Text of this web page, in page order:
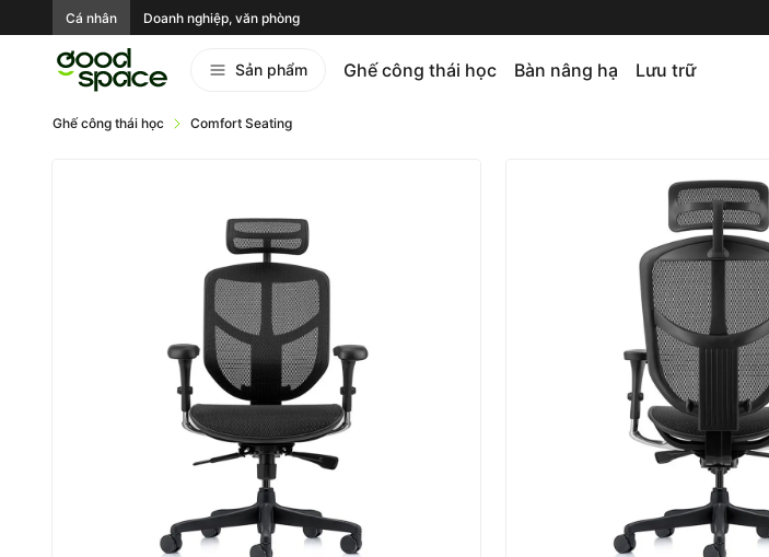
Cá nhân Doanh nghiệp, văn phòng
Sản phẩm Ghế công thái học Bàn nâng hạ Lưu trữ
Ghế công thái học Comfort Seating